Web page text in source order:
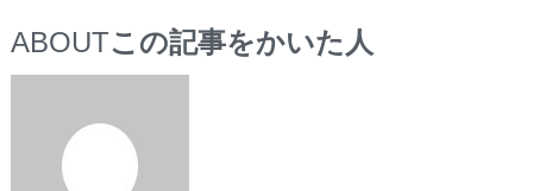
ABOUTこの記事をかいた人